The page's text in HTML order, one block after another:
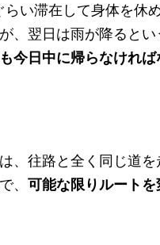
らい滞在して身体を休
、翌日は雨が降ると
今日中に帰らなければ
、往路と全く同じ道を
、 可能な限りルートを